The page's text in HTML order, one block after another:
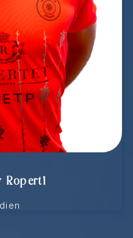
Roperti